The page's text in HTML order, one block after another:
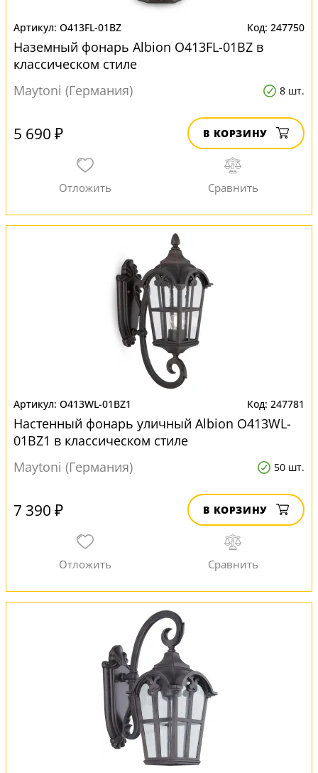
O413FL-01BZ 247750
Наземный фонарь Albion O413FL-01BZ в
классическом стиле
Maytoni (Германия)
8 шт.
5 690 ₽ В КОРЗИНУ
O413WL-01BZ1 247781
Настенный фонарь уличный Albion O413WL-
01BZ1 в классическом стиле
Maytoni (Германия)
50 шт.
7 390 ₽ В КОРЗИНУ